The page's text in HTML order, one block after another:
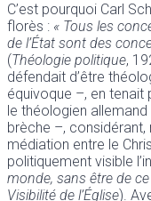
C’est pourquoi Carl
florès : « Tous les
de l’État sont des
(Théologie politique,
défendait d’être
équivoque –, en tenait
le théologien
brèche –, considérant,
médiation entre le
politiquement visible
monde, sans être de
Visibilité de l’Église).